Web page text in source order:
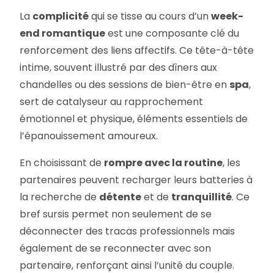
La complicitéqui se tisse au cours d’unweek-
end romantiqueest une composante clé du
renforcement des liens affectifs. Ce tête-à-tête
intime, souvent illustré par des dîners aux
chandelles ou des sessions de bien-être en spa,
sert de catalyseur au rapprochement
émotionnel et physique, éléments essentiels de
l’épanouissement amoureux.
En choisissant de rompre avec la routine, les
partenaires peuvent recharger leurs batteries à
la recherche de détenteet de tranquillité. Ce
bref sursis permet non seulement de se
déconnecter des tracas professionnels mais
également de se reconnecter avec son
partenaire, renforçant ainsi l’unité du couple.